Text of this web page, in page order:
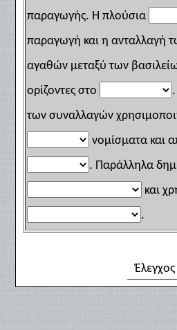
παραγωγής. Η πλούσια
παραγωγή και η ανταλλαγή
αγαθών μεταξύ των
ορίζοντες στο
των συναλλαγών
νομίσματα και
. Παράλληλα
και
.
Έλεγχος